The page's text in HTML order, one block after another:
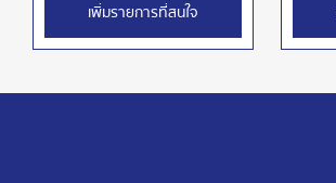
เพิ่มรายการที่สนใจ